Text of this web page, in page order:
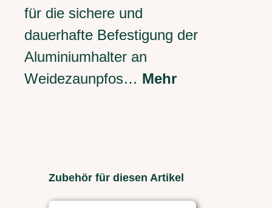
für die sichere und
dauerhafte Befestigung der
Aluminiumhalter an
Weidezaunpfos… Mehr
Produktgalerie überspringen
Zubehör für diesen Artikel